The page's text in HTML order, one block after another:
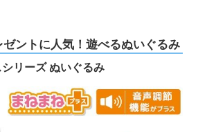
ントに人気！遊べるぬいぐるみ
リーズ ぬいぐるみ